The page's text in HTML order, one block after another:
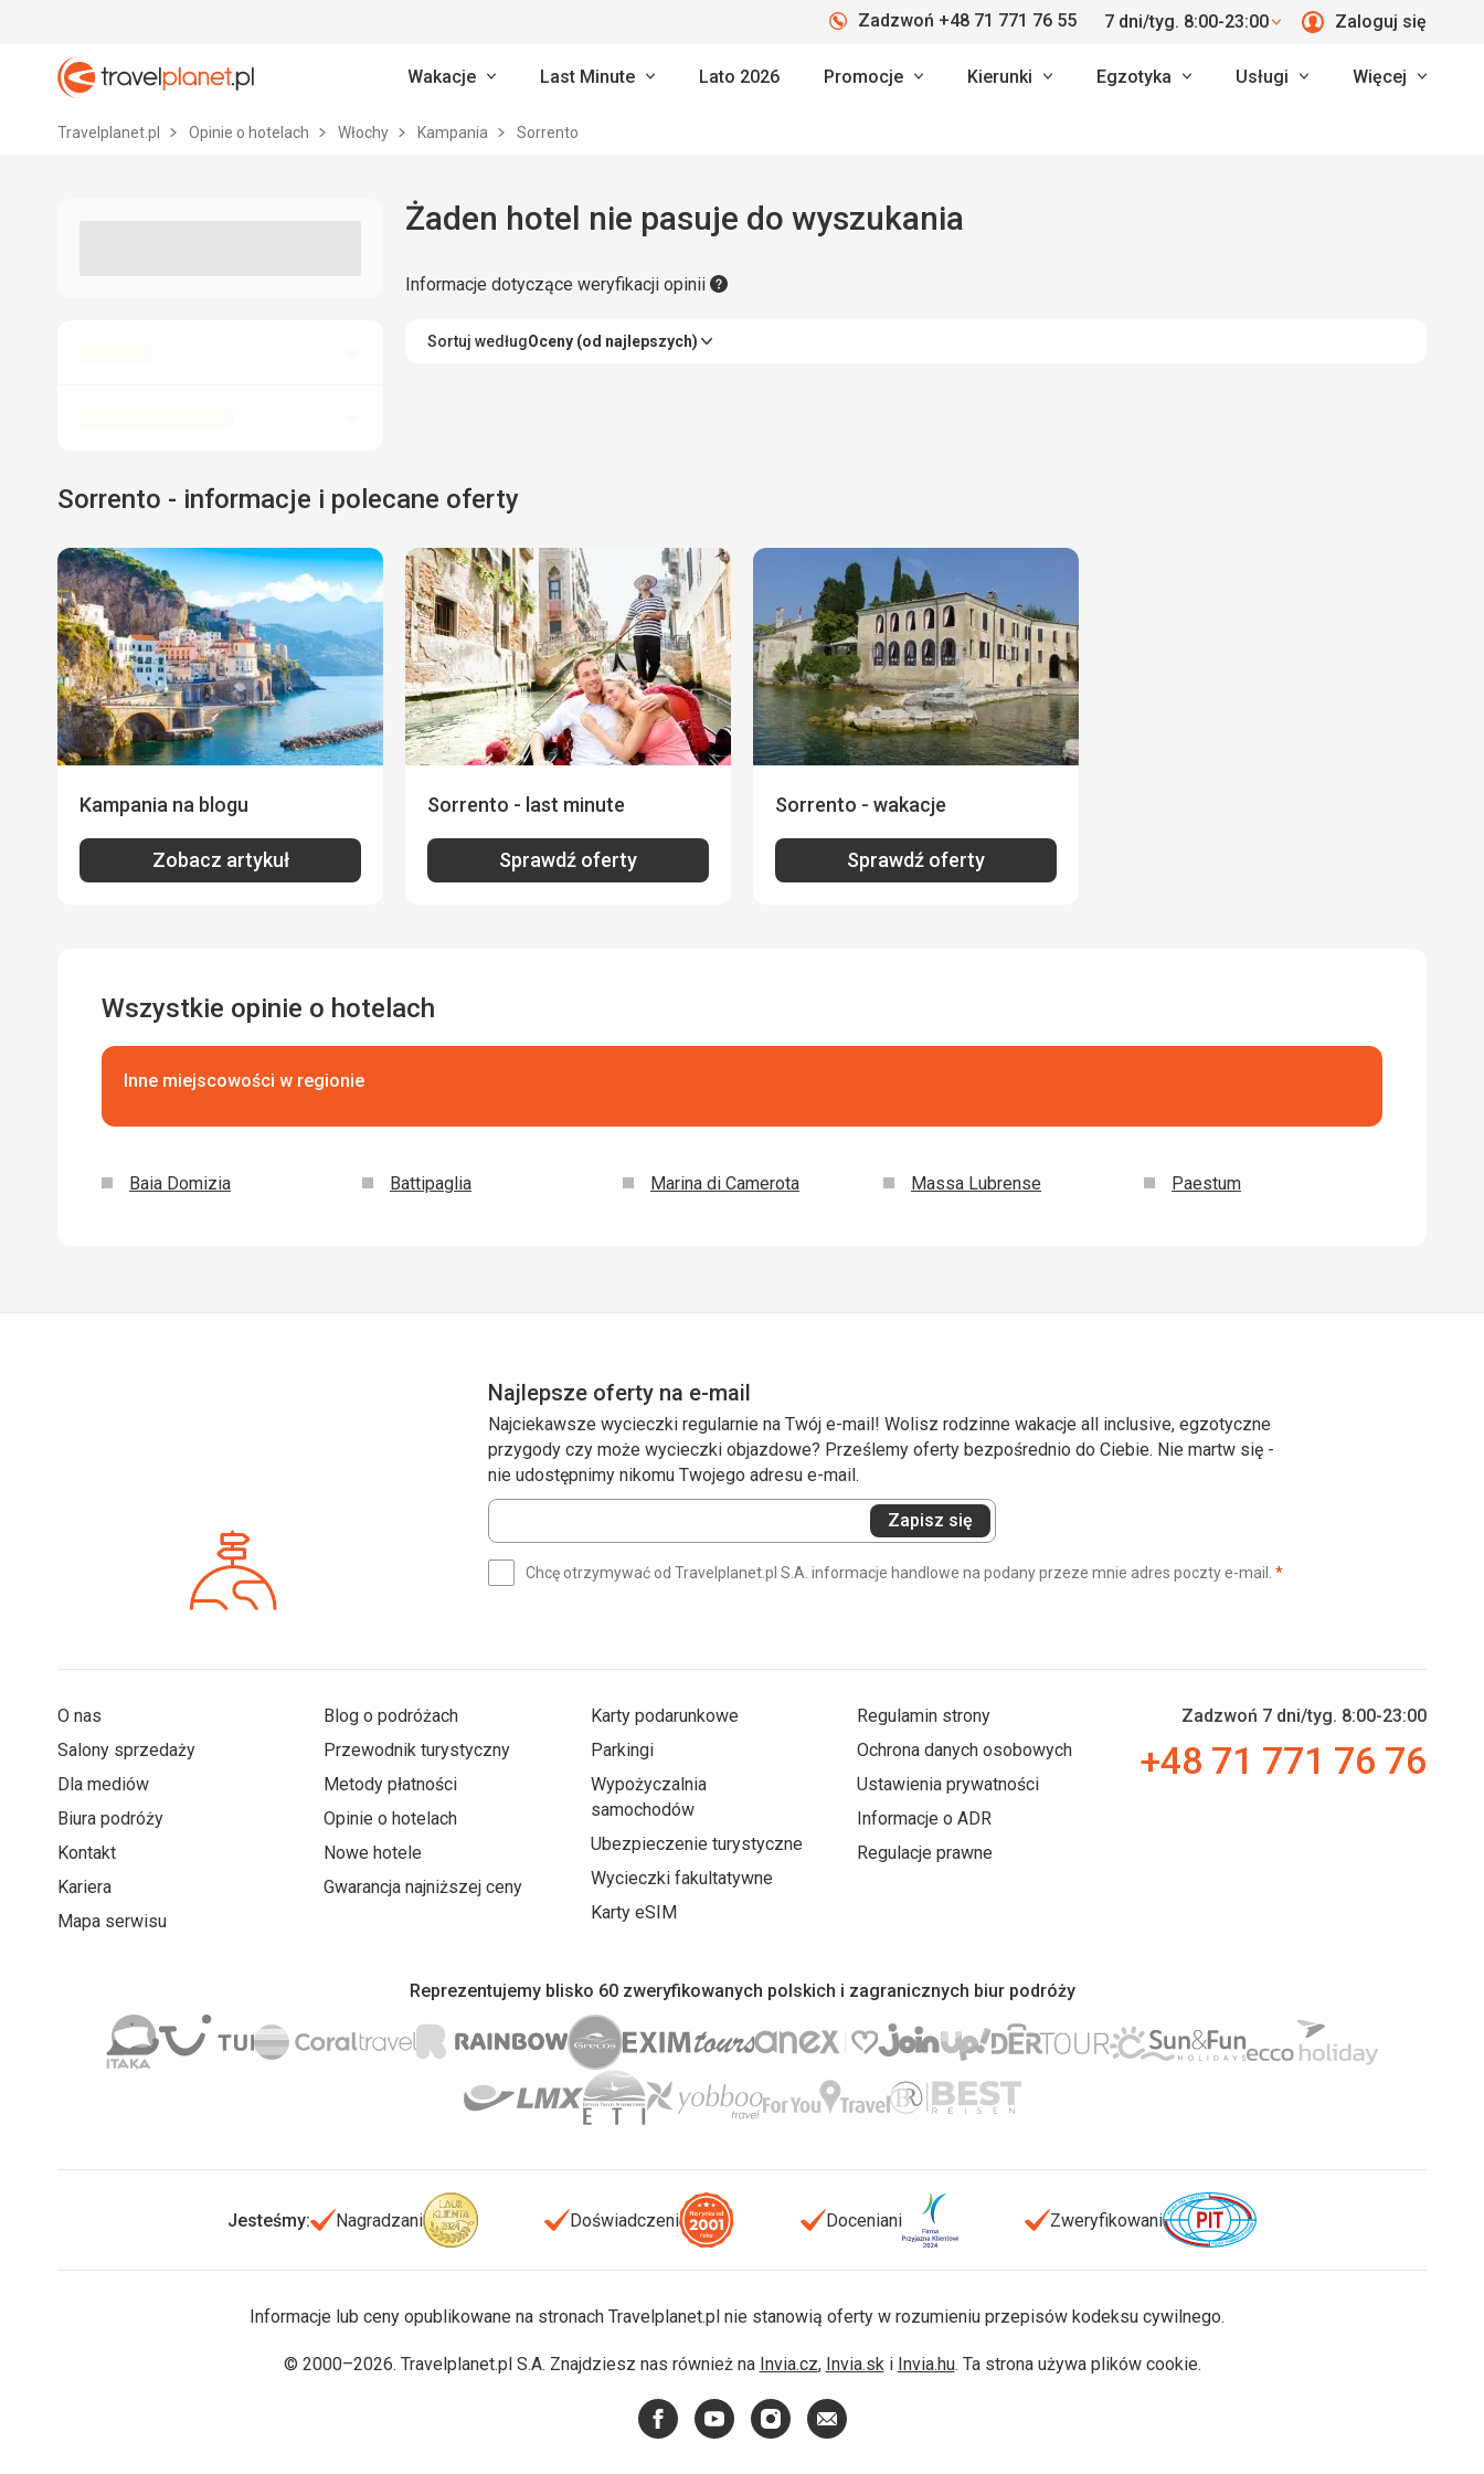
Travelplanet.pl
Zadzwoń +48 71 771 76 55 7 dni/tyg. 8:00-23:00 Zaloguj się
Wakacje Last Minute Lato 2026 Promocje Kierunki Egzotyka Usługi Więcej
Travelplanet.pl Opinie o hotelach Włochy Kampania Sorrento
Żaden hotel nie pasuje do wyszukania
Informacje dotyczące weryfikacji opinii
Sortuj wedługOceny (od najlepszych)
Sorrento - informacje i polecane oferty
Kampania na blogu
Zobacz artykuł
Sorrento - last minute
Sprawdź oferty
Sorrento - wakacje
Sprawdź oferty
Wszystkie opinie o hotelach
Inne miejscowości w regionie
Baia Domizia Battipaglia Marina di Camerota Massa Lubrense Paestum
Najlepsze oferty na e-mail
Najciekawsze wycieczki regularnie na Twój e-mail! Wolisz rodzinne wakacje all inclusive, egzotyczne
przygody czy może wycieczki objazdowe? Prześlemy oferty bezpośrednio do Ciebie. Nie martw się -
nie udostępnimy nikomu Twojego adresu e-mail.
Wprowadź
swój
Zapisz się
Chcę otrzymywać od Travelplanet.pl S.A. informacje handlowe na podany przeze mnie adres poczty e-mail. *(wymagane)
O nas
Salony sprzedaży
Dla mediów
Biura podróży
Kontakt
Kariera
Mapa serwisu
Blog o podróżach
Przewodnik turystyczny
Metody płatności
Opinie o hotelach
Nowe hotele
Gwarancja najniższej ceny
Karty podarunkowe
Parkingi
Wypożyczalnia
samochodów
Ubezpieczenie turystyczne
Wycieczki fakultatywne
Karty eSIM
Regulamin strony
Ochrona danych osobowych
Ustawienia prywatności
Informacje o ADR
Regulacje prawne
Zadzwoń 7 dni/tyg. 8:00-23:00
+48 71 771 76 76
Reprezentujemy blisko 60 zweryfikowanych polskich i zagranicznych biur podróży
Jesteśmy: Nagradzani Doświadczeni Doceniani Zweryfikowani
Informacje lub ceny opublikowane na stronach Travelplanet.pl nie stanowią oferty w rozumieniu przepisów kodeksu cywilnego.
© 2000–2026. Travelplanet.pl S.A. Znajdziesz nas również na Invia.cz, Invia.ski Invia.hu. Ta strona używa plików cookie.
FacebookYouTubeInstagram
E-